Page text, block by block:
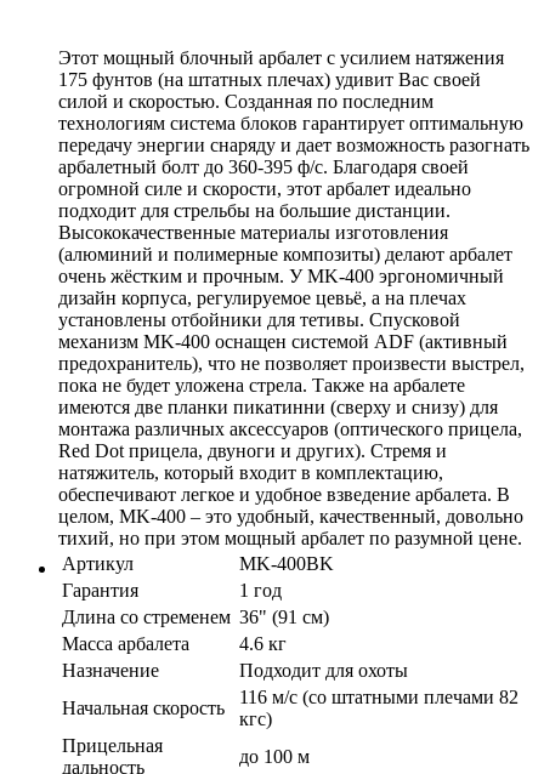
Этот мощный блочный арбалет с усилием натяжения
175 фунтов (на штатных плечах) удивит Вас своей
силой и скоростью. Созданная по последним
технологиям система блоков гарантирует оптимальную
передачу энергии снаряду и дает возможность разогнать
арбалетный болт до 360-395 ф/с. Благодаря своей
огромной силе и скорости, этот арбалет идеально
подходит для стрельбы на большие дистанции.
Высококачественные материалы изготовления
(алюминий и полимерные композиты) делают арбалет
очень жёстким и прочным. У MK-400 эргономичный
дизайн корпуса, регулируемое цевьё, а на плечах
установлены отбойники для тетивы. Спусковой
механизм MK-400 оснащен системой ADF (активный
предохранитель), что не позволяет произвести выстрел,
пока не будет уложена стрела. Также на арбалете
имеются две планки пикатинни (сверху и снизу) для
монтажа различных аксессуаров (оптического прицела,
Red Dot прицела, двуноги и других). Стремя и
натяжитель, который входит в комплектацию,
обеспечивают легкое и удобное взведение арбалета. В
целом, MK-400 – это удобный, качественный, довольно
тихий, но при этом мощный арбалет по разумной цене.
Артикул
MK-400BK
Гарантия
1 год
Длина со стременем 36" (91 см)
Масса арбалета
4.6 кг
Назначение
Подходит для охоты
Начальная скорость
116 м/с (со штатными плечами 82
кгс)
Прицельная
дальность
до 100 м